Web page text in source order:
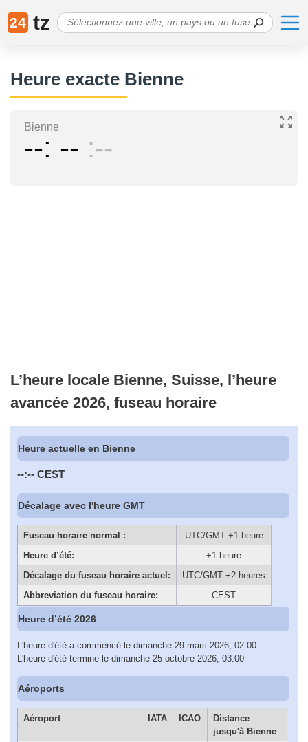
24 tz
Heure exacte Bienne
Bienne
-- -- --
L’heure locale Bienne, Suisse, l’heure
avancée 2026, fuseau horaire
Heure actuelle en Bienne
--:-- CEST
Décalage avec l'heure GMT
Fuseau horaire normal :
UTC/GMT +1 heure
Heure d’été:
+1 heure
Décalage du fuseau horaire actuel:
UTC/GMT +2 heures
Abbreviation du fuseau horaire:
CEST
Heure d’été 2026
L'heure d'été a commencé le dimanche 29 mars 2026, 02:00
L'heure d'été termine le dimanche 25 octobre 2026, 03:00
Aéroports
Aéroport IATA ICAO
Distance
jusqu'à Bienne